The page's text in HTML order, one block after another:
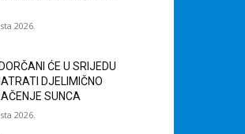
2026.
ĆE U SRIJEDU
DJELIMIČNO
SUNCA
2026.